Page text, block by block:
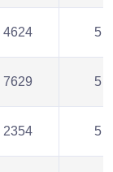
4624 5
7629 5
2354 5